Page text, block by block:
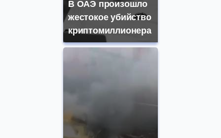
В ОАЭ произошло
жестокое убийство
криптомиллионера